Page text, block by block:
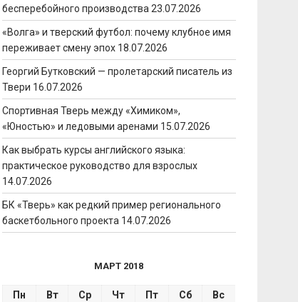
бесперебойного производства 23.07.2026
«Волга» и тверский футбол: почему клубное имя
переживает смену эпох 18.07.2026
Георгий Бутковский — пролетарский писатель из
Твери 16.07.2026
Спортивная Тверь между «Химиком»,
«Юностью» и ледовыми аренами 15.07.2026
Как выбрать курсы английского языка:
практическое руководство для взрослых
14.07.2026
БК «Тверь» как редкий пример регионального
баскетбольного проекта 14.07.2026
МАРТ 2018
Пн Вт Ср Чт Пт Сб
Вс